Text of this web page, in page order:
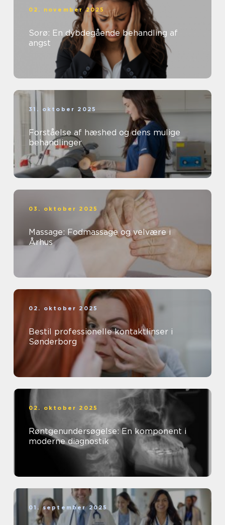
02. november 2025
Sorø: En dybdegående behandling af
angst
31. oktober 2025
Forståelse af hæshed og dens mulige
behandlinger
03. oktober 2025
Massage: Fodmassage og velvære i
Århus
02. oktober 2025
Bestil professionelle kontaktlinser i
Sønderborg
02. oktober 2025
Røntgenundersøgelse: En komponent i
moderne diagnostik
01. september 2025